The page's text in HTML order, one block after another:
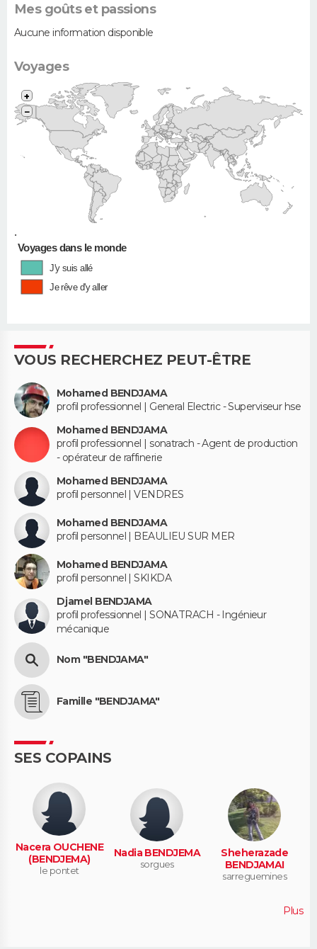
Mes goûts et passions
Aucune information disponible
Voyages
•
+
−
Voyages dans le monde
J'y suis allé
Je rêve d'y aller
VOUS RECHERCHEZ PEUT-ÊTRE
Mohamed BENDJAMA
profil professionnel | General Electric - Superviseur hse
Mohamed BENDJAMA
profil professionnel | sonatrach - Agent de production
- opérateur de raffinerie
Mohamed BENDJAMA
profil personnel | VENDRES
Mohamed BENDJAMA
profil personnel | BEAULIEU SUR MER
Mohamed BENDJAMA
profil personnel | SKIKDA
Djamel BENDJAMA
profil professionnel | SONATRACH - Ingénieur
mécanique
Nom "BENDJAMA"
Famille "BENDJAMA"
SES COPAINS
Nacera OUCHENE
(BENDJEMA)
le pontet
Nadia BENDJEMA
sorgues
Sheherazade
BENDJAMAI
sarreguemines
Plus